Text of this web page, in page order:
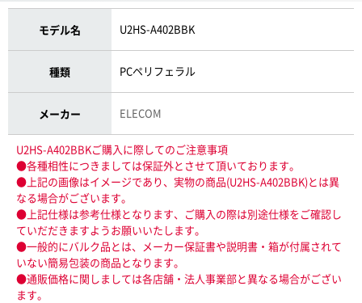
モデル名 U2HS-A402BBK
種類 PCペリフェラル
メーカー ELECOM
U2HS-A402BBKご購入に際してのご注意事項
●各種相性につきましては保証外とさせて頂いております。
●上記の画像はイメージであり、実物の商品(U2HS-A402BBK)とは異
なる場合がございます。
●上記仕様は参考仕様となります、ご購入の際は別途仕様をご確認し
ていだだきますようお願いいたします。
●一般的にバルク品とは、メーカー保証書や説明書・箱が付属されて
いない簡易包装の商品となります。
●通販価格に関しましては各店舗・法人事業部と異なる場合がござい
ます。